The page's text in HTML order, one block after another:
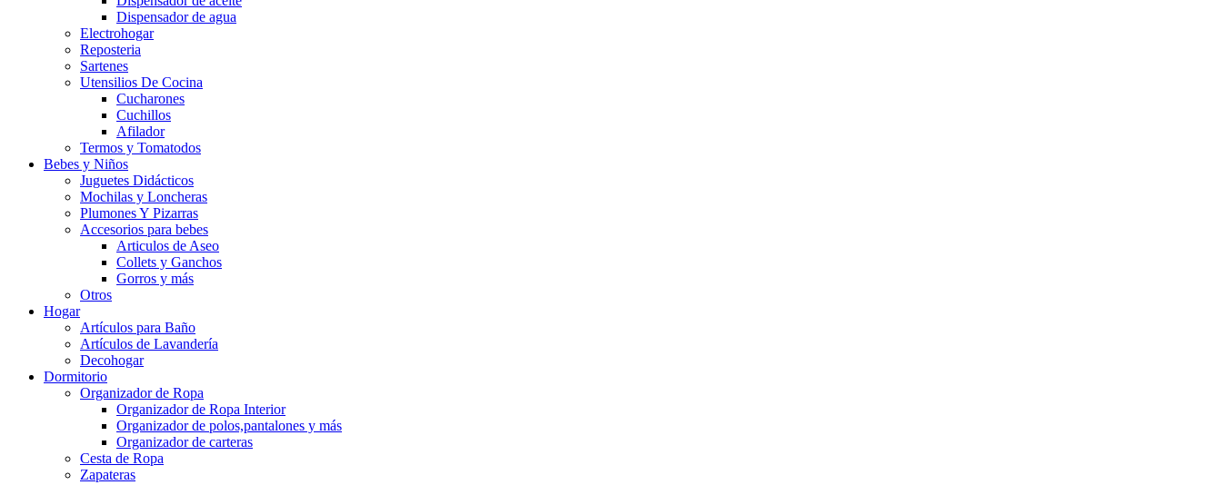
Dispensador de agua
Electrohogar
Reposteria
Sartenes
Utensilios De Cocina
Cucharones
Cuchillos
Afilador
Termos y Tomatodos
Bebes y Niños
Juguetes Didácticos
Mochilas y Loncheras
Plumones Y Pizarras
Accesorios para bebes
Articulos de Aseo
Collets y Ganchos
Gorros y más
Otros
Hogar
Artículos para Baño
Artículos de Lavandería
Decohogar
Dormitorio
Organizador de Ropa
Organizador de Ropa Interior
Organizador de polos,pantalones y más
Organizador de carteras
Cesta de Ropa
Zapateras